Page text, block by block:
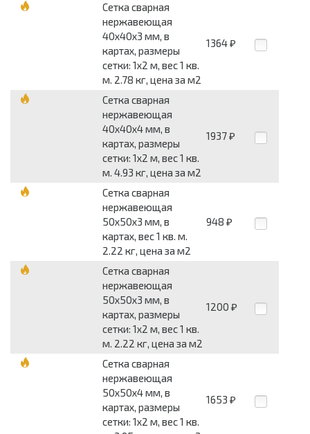
Сетка сварная
нержавеющая
40x40x3 мм, в
картах, размеры
сетки: 1x2 м, вес 1 кв.
м. 2.78 кг, цена за м2
1364 ₽
Сетка сварная
нержавеющая
40x40x4 мм, в
картах, размеры
сетки: 1x2 м, вес 1 кв.
м. 4.93 кг, цена за м2
1937 ₽
Сетка сварная
нержавеющая
50x50x3 мм, в
картах, вес 1 кв. м.
2.22 кг, цена за м2
948 ₽
Сетка сварная
нержавеющая
50x50x3 мм, в
картах, размеры
сетки: 1x2 м, вес 1 кв.
м. 2.22 кг, цена за м2
1200 ₽
Сетка сварная
нержавеющая
50x50x4 мм, в
картах, размеры
сетки: 1x2 м, вес 1 кв.
1653 ₽